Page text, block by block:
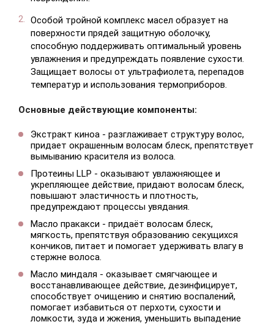
Особой тройной комплекс масел образует на
поверхности прядей защитную оболочку,
способную поддерживать оптимальный уровень
увлажнения и предупреждать появление сухости.
Защищает волосы от ультрафиолета, перепадов
температур и использования термоприборов.
Основные действующие компоненты:
Экстракт киноа - разглаживает структуру волос,
придает окрашенным волосам блеск, препятствует
вымыванию красителя из волоса.
Протеины LLP - оказывают увлажняющее и
укрепляющее действие, придают волосам блеск,
повышают эластичность и плотность,
предупреждают процессы увядания.
Масло пракакси - придаёт волосам блеск,
мягкость, препятствуя образованию секущихся
кончиков, питает и помогает удерживать влагу в
стержне волоса.
Масло миндаля - оказывает смягчающее и
восстанавливающее действие, дезинфицирует,
способствует очищению и снятию воспалений,
помогает избавиться от перхоти, сухости и
ломкости, зуда и жжения, уменьшить выпадение